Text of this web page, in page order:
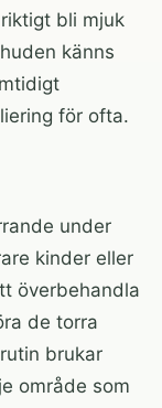
bli mjuk
känns
för ofta.
under
kinder eller
överbehandla
de torra
brukar
område som